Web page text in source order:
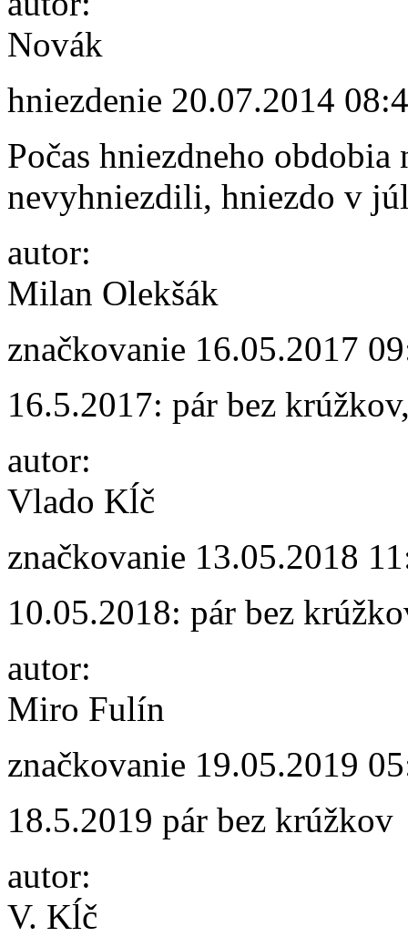
Novák
hniezdenie 20.07.2014
Počas hniezdneho
nevyhniezdili, hniezdo v
autor:
Milan Olekšák
značkovanie 16.05.2017
16.5.2017: pár bez
autor:
Vlado Kĺč
značkovanie 13.05.2018
10.05.2018: pár bez
autor:
Miro Fulín
značkovanie 19.05.2019
18.5.2019 pár bez krúžkov
autor:
V. Kĺč